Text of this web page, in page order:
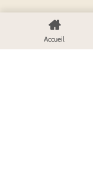
Accueil